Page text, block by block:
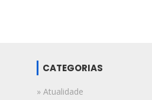
CATEGORIAS
» Atualidade